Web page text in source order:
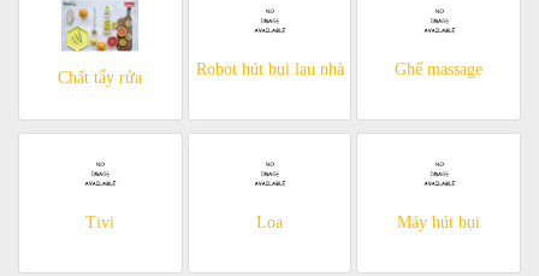
Chất tẩy rửa Robot hút bụi lau nhà Ghế massage
Tivi Loa Máy hút bụi